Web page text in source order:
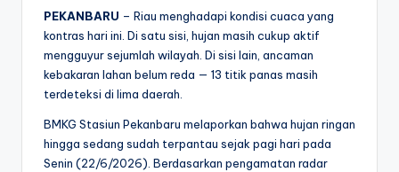
PEKANBARU – Riau menghadapi kondisi cuaca yang
kontras hari ini. Di satu sisi, hujan masih cukup aktif
mengguyur sejumlah wilayah. Di sisi lain, ancaman
kebakaran lahan belum reda — 13 titik panas masih
terdeteksi di lima daerah.
BMKG Stasiun Pekanbaru melaporkan bahwa hujan ringan
hingga sedang sudah terpantau sejak pagi hari pada
Senin (22/6/2026). Berdasarkan pengamatan radar